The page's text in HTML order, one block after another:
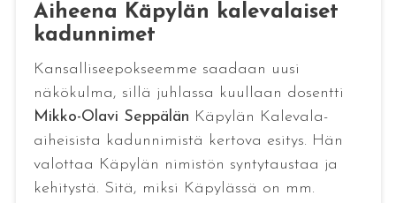
Aiheena Käpylän kalevalaiset
kadunnimet
Kansalliseepokseemme saadaan uusi
näkökulma, sillä juhlassa kuullaan dosentti
Mikko-Olavi Seppälän Käpylän Kalevala-
aiheisista kadunnimistä kertova esitys. Hän
valottaa Käpylän nimistön syntytaustaa ja
kehitystä. Sitä, miksi Käpylässä on mm.